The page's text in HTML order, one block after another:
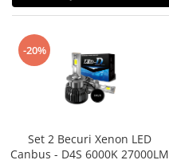
Mercedes-Benz
Mini Cooper
Mitshubishi
Opel
Butoane
Manson schimbator viteze
Alte accesorii
Ornamente
Accesorii
-20%
Set 2 Becuri Xenon LED
Canbus - D4S 6000K 27000LM